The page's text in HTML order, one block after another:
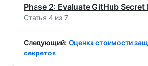
Phase 2: Evaluate GitHub Secret
Статья 4 из 7
Следующий: Оценка стоимости
секретов